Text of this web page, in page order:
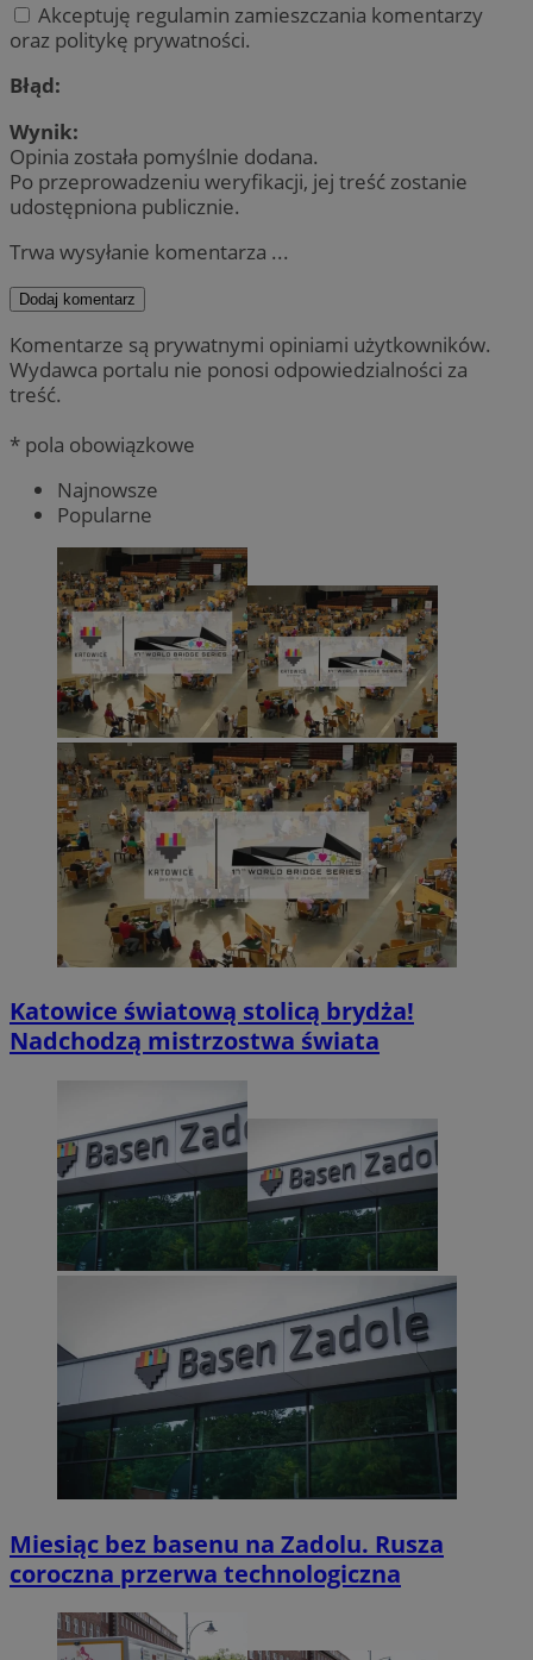
Akceptuję regulamin zamieszczania komentarzy
oraz politykę prywatności.
Błąd:
Wynik:
Opinia została pomyślnie dodana.
Po przeprowadzeniu weryfikacji, jej treść zostanie
udostępniona publicznie.
Trwa wysyłanie komentarza ...
Dodaj komentarz
Komentarze są prywatnymi opiniami użytkowników.
Wydawca portalu nie ponosi odpowiedzialności za
treść.
* pola obowiązkowe
Najnowsze
Popularne
Katowice światową stolicą brydża!
Nadchodzą mistrzostwa świata
Miesiąc bez basenu na Zadolu. Rusza
coroczna przerwa technologiczna